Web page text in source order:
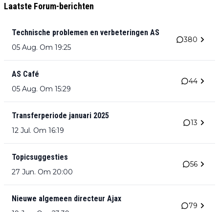
Laatste Forum-berichten
Technische problemen en verbeteringen AS
05 Aug. Om 19:25
380
AS Café
05 Aug. Om 15:29
44
Transferperiode januari 2025
12 Jul. Om 16:19
13
Topicsuggesties
27 Jun. Om 20:00
56
Nieuwe algemeen directeur Ajax
79